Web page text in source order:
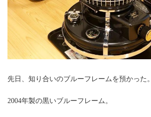
先日、知り合いのブルーフレームを預かった。
2004年製の黒いブルーフレーム。